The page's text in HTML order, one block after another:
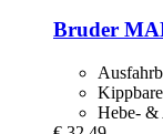
Bruder
Hebe- &